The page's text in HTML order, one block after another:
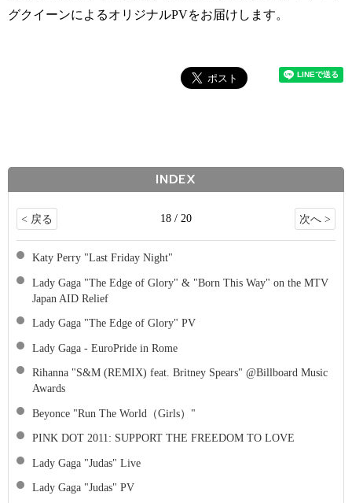
グクイーンによるオリジナルPVをお届けします。
INDEX
< 戻る 18 / 20 次へ >
Katy Perry "Last Friday Night"
Lady Gaga "The Edge of Glory" & "Born This Way" on the MTV
Japan AID Relief
Lady Gaga "The Edge of Glory" PV
Lady Gaga - EuroPride in Rome
Rihanna "S&M (REMIX) feat. Britney Spears" @Billboard Music
Awards
Beyonce "Run The World（Girls）"
PINK DOT 2011: SUPPORT THE FREEDOM TO LOVE
Lady Gaga "Judas" Live
Lady Gaga "Judas" PV